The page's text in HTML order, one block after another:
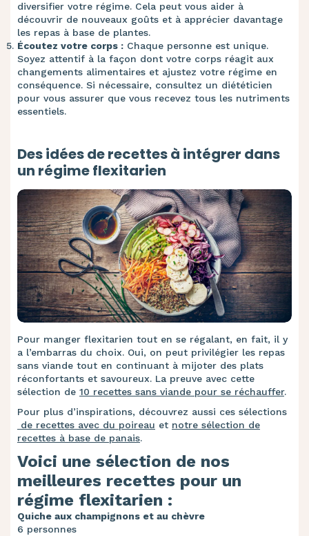
diversifier votre régime. Cela peut vous aider à
découvrir de nouveaux goûts et à apprécier davantage
les repas à base de plantes.
Écoutez votre corps : Chaque personne est unique.
Soyez attentif à la façon dont votre corps réagit aux
changements alimentaires et ajustez votre régime en
conséquence. Si nécessaire, consultez un diététicien
pour vous assurer que vous recevez tous les nutriments
essentiels.
Des idées de recettes à intégrer dans
un régime flexitarien
Pour manger flexitarien tout en se régalant, en fait, il y
a l’embarras du choix. Oui, on peut privilégier les repas
sans viande tout en continuant à mijoter des plats
réconfortants et savoureux. La preuve avec cette
sélection de 10 recettes sans viande pour se réchauffer.
Pour plus d’inspirations, découvrez aussi ces sélections
de recettes avec du poireau et notre sélection de
recettes à base de panais.
Voici une sélection de nos
meilleures recettes pour un
régime flexitarien :
Quiche aux champignons et au chèvre
6 personnes